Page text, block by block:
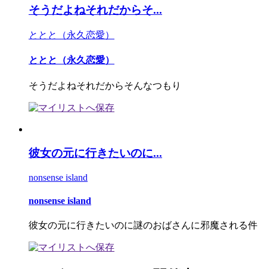
そうだよねそれだからそ...
ととと（永久恋愛）
ととと（永久恋愛）
そうだよねそれだからそんなつもり
彼女の元に行きたいのに...
nonsense island
nonsense island
彼女の元に行きたいのに謎のおばさんに邪魔される件